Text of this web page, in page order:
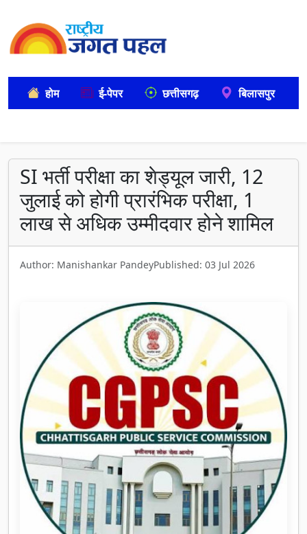
होम ई-पेपर छत्तीसगढ़ बिलासपुर
SI भर्ती परीक्षा का शेड्यूल जारी, 12
जुलाई को होगी प्रारंभिक परीक्षा, 1
लाख से अधिक उम्मीदवार होने शामिल
Author: Manishankar PandeyPublished: 03 Jul 2026